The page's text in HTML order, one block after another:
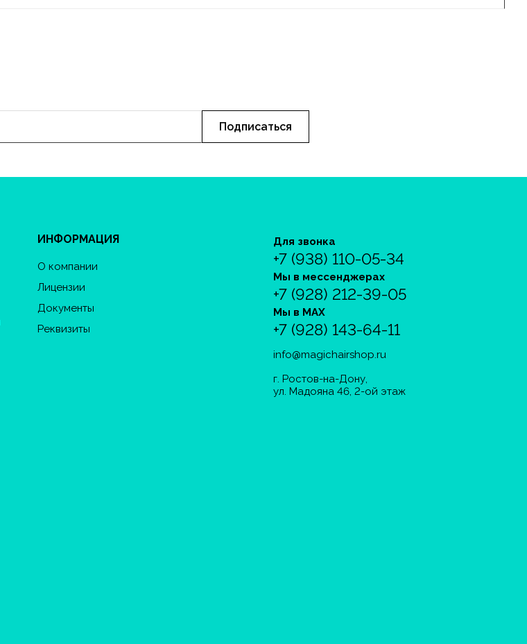
Подписаться
ИНФОРМАЦИЯ
О компании
Лицензии
Документы
Реквизиты
Для звонка
+7 (938) 110-05-34
Мы в мессенджерах
+7 (928) 212-39-05
Мы в MAX
+7 (928) 143-64-11
info@magichairshop.ru
г. Ростов-на-Дону,
ул. Мадояна 46, 2-ой этаж